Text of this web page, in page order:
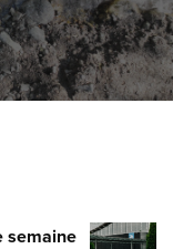
semaine